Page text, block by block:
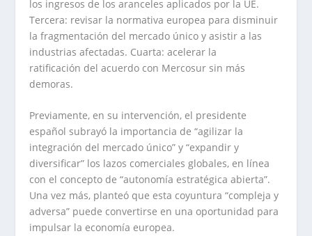
los ingresos de los aranceles aplicados por la UE.
Tercera: revisar la normativa europea para disminuir
la fragmentación del mercado único y asistir a las
industrias afectadas. Cuarta: acelerar la
ratificación del acuerdo con Mercosur sin más
demoras.
Previamente, en su intervención, el presidente
español subrayó la importancia de “agilizar la
integración del mercado único” y “expandir y
diversificar” los lazos comerciales globales, en línea
con el concepto de “autonomía estratégica abierta”.
Una vez más, planteó que esta coyuntura “compleja y
adversa” puede convertirse en una oportunidad para
impulsar la economía europea.